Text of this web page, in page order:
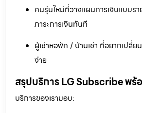
คนรุ่นใหม่ที่วางแผนการเงินแบบร
ภาระการเงินทันที
ผู้เช่าหอพัก / บ้านเช่า ที่อยากเปลี่ย
ง่าย
สรุปบริการ LG Subscribe พ
บริการของเรามอบ: